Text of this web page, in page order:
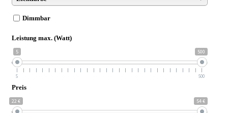
Dimmbar
Leistung max. (Watt)
5 500
5 500
Preis
22 € 54 €